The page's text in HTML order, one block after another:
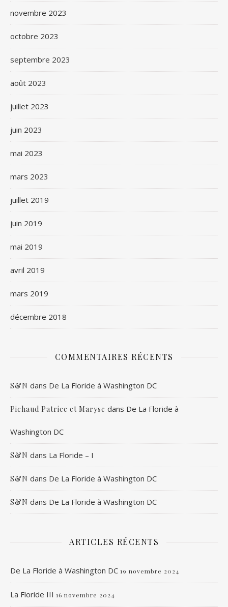
novembre 2023
octobre 2023
septembre 2023
août 2023
juillet 2023
juin 2023
mai 2023
mars 2023
juillet 2019
juin 2019
mai 2019
avril 2019
mars 2019
décembre 2018
COMMENTAIRES RÉCENTS
S&N dans De La Floride à Washington DC
Pichaud Patrice et Maryse dans De La Floride à
Washington DC
S&N dans La Floride – I
S&N dans De La Floride à Washington DC
S&N dans De La Floride à Washington DC
ARTICLES RÉCENTS
De La Floride à Washington DC 19 novembre 2024
La Floride III 16 novembre 2024